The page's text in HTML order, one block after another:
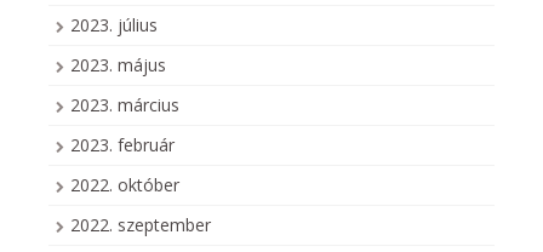
2023. július
2023. május
2023. március
2023. február
2022. október
2022. szeptember